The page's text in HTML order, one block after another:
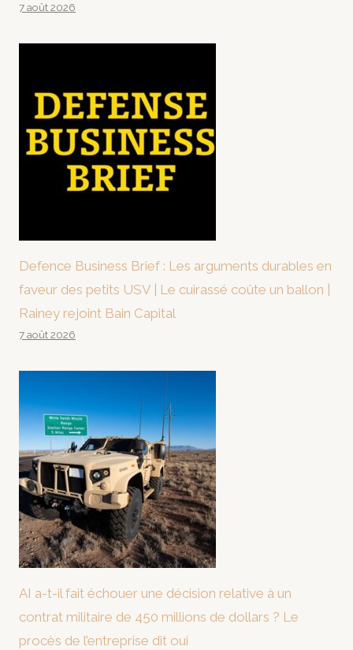
7 août 2026
Defence Business Brief : Les arguments durables en
faveur des petits USV | Le cuirassé coûte un ballon |
Rainey rejoint Bain Capital
7 août 2026
AI a-t-il fait échouer une décision relative à un
contrat militaire de 450 millions de dollars ? Le
procès de l’entreprise dit oui